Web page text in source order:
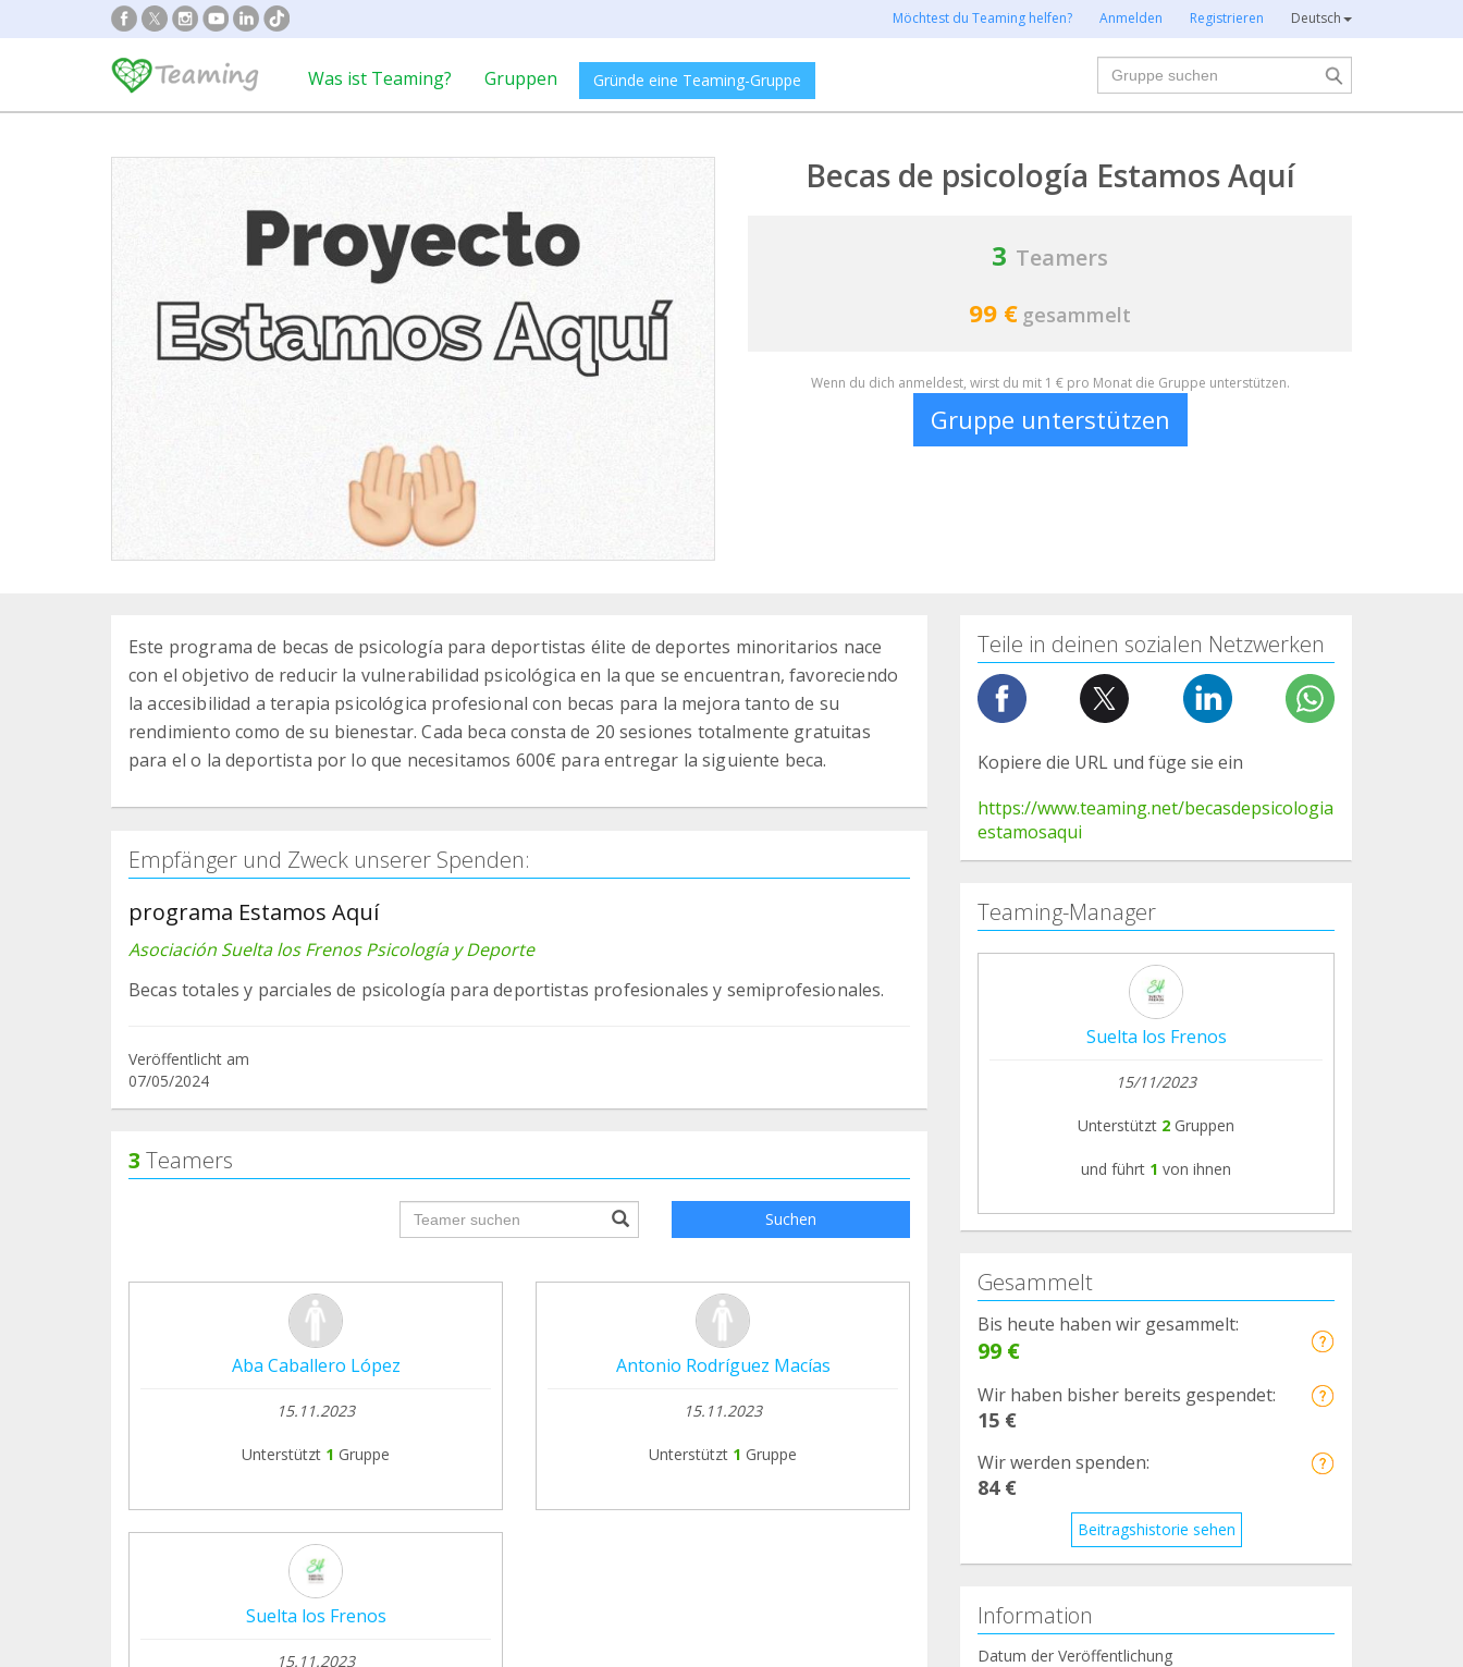
Möchtest du Teaming helfen? Anmelden Registrieren Deutsch
Was ist Teaming? Gruppen Gründe eine Teaming-Gruppe
Suche
Becas de psicología Estamos Aquí
3 Teamers
99 € gesammelt
Wenn du dich anmeldest, wirst du mit 1 € pro Monat die Gruppe unterstützen.
Gruppe unterstützen
Este programa de becas de psicología para deportistas élite de deportes minoritarios nace
con el objetivo de reducir la vulnerabilidad psicológica en la que se encuentran, favoreciendo
la accesibilidad a terapia psicológica profesional con becas para la mejora tanto de su
rendimiento como de su bienestar. Cada beca consta de 20 sesiones totalmente gratuitas
para el o la deportista por lo que necesitamos 600€ para entregar la siguiente beca.
Empfänger und Zweck unserer Spenden:
programa Estamos Aquí
Asociación Suelta los Frenos Psicología y Deporte
Becas totales y parciales de psicología para deportistas profesionales y semiprofesionales.
Veröffentlicht am
07/05/2024
3 Teamers
groupProfile.searchForm.search.text??? Suchen
Aba Caballero López
15.11.2023
Unterstützt 1 Gruppe
Antonio Rodríguez Macías
15.11.2023
Unterstützt 1 Gruppe
Suelta los Frenos
15.11.2023
Teile in deinen sozialen Netzwerken
Kopiere die URL und füge sie ein
https://www.teaming.net/becasdepsicologia
estamosaqui
Teaming-Manager
Suelta los Frenos
15/11/2023
Unterstützt 2 Gruppen
und führt 1 von ihnen
Gesammelt
Bis heute haben wir gesammelt:
99 €
Wir haben bisher bereits gespendet:
15 €
Wir werden spenden:
84 €
Beitragshistorie sehen
Information
Datum der Veröffentlichung